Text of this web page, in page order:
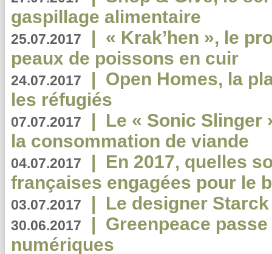
gaspillage alimentaire
25.07.2017 | « Krak’hen », le
peaux de poissons en cuir
24.07.2017 | Open Homes, la
les réfugiés
07.07.2017 | Le « Sonic Slinger
la consommation de viande
04.07.2017 | En 2017, quelles
françaises engagées pour le
03.07.2017 | Le designer
30.06.2017 | Greenpeace
numériques